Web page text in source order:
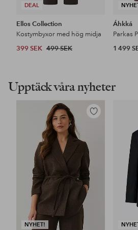
DEAL
Ellos Collection
Kostymbyxor med hög midja
399 SEK 499 SEK
Áhkká
1 499
Upptäck våra nyheter
NYHET!
Lägg
favoriter